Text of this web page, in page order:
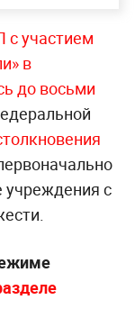
с участием
в
до восьми
с